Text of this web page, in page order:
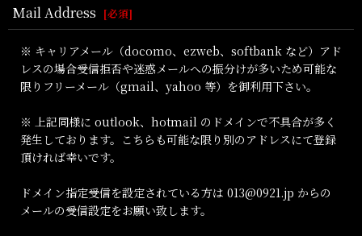
Mail Address [必須]
※ キャリアメール（docomo、ezweb、softbank など）アド
レスの場合受信拒否や迷惑メールへの振分けが多いため可能な
限りフリーメール（gmail、yahoo 等）を御利用下さい。
※ 上記同様に outlook、hotmail のドメインで不具合が多く
発生しております。こちらも可能な限り別のアドレスにて登録
頂ければ幸いです。
ドメイン指定受信を設定されている方は 013@0921.jp からの
メールの受信設定をお願い致します。